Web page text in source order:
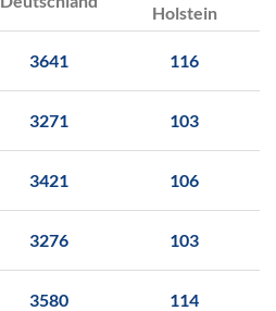
Holstein
3641 116
3271 103
3421 106
3276 103
3580 114